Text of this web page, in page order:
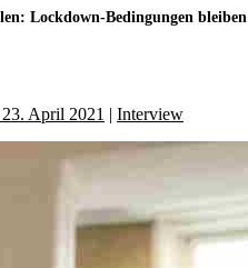
Lockdown-Bedingungen bleiben
April 2021 | Interview